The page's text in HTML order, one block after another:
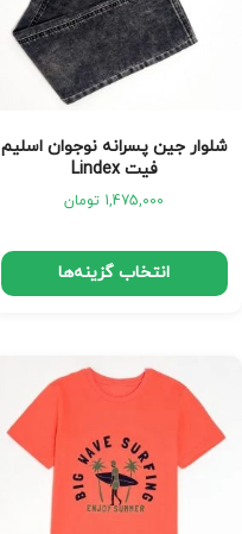
شلوار جین پسرانه نوجوان اسلیم
فیت Lindex
1,475,000 تومان
انتخاب گزینه‌ها